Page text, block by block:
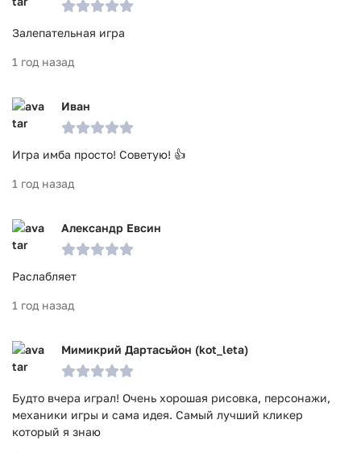
Залепательная игра
1 год назад
Иван
Игра имба просто! Советую! 👍
1 год назад
Александр Евсин
Раслабляет
1 год назад
Мимикрий Дартасьйон (kot_leta)
Будто вчера играл! Очень хорошая рисовка, персонажи,
механики игры и сама идея. Самый лучший кликер
который я знаю